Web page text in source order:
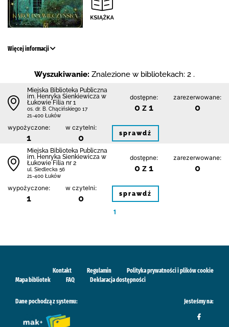
Więcej informacji
Wyszukiwanie: Znalezione w bibliotekach: 2 .
Miejska Biblioteka Publiczna
im. Henryka Sienkiewicza w
Łukowie Filia nr 1
os. dr. B. Chącińskiego 17
21-400 Łuków
dostępne:
0 z 1
zarezerwowane:
0
wypożyczone:
1
w czytelni:
0 sprawdź
Miejska Biblioteka Publiczna
im. Henryka Sienkiewicza w
Łukowie Filia nr 2
ul. Siedlecka 56
21-400 Łuków
dostępne:
0 z 1
zarezerwowane:
0
wypożyczone:
1
w czytelni:
0 sprawdź
1
Kontakt Regulamin
Polityka prywatności i plików cookie
Mapa bibliotek
FAQ Deklaracja dostępności
Dane pochodzą z systemu: Jesteśmy na: